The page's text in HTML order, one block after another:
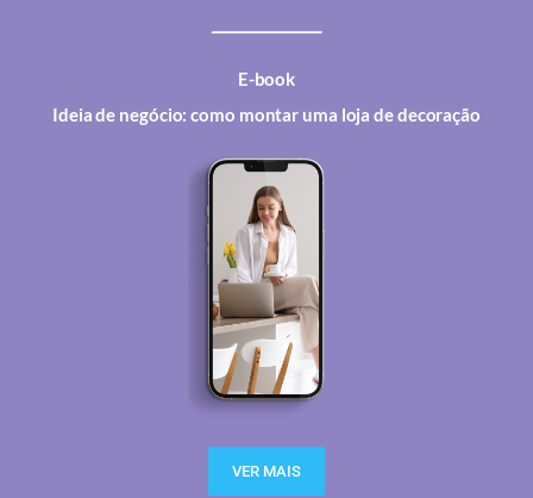
E-book
Ideia de negócio: como montar uma loja de decoração
VER MAIS